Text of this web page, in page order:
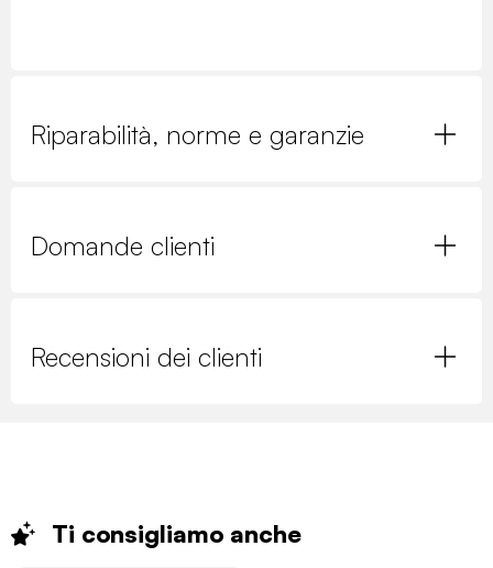
Riparabilità, norme e garanzie
Domande clienti
Recensioni dei clienti
Ti consigliamo anche